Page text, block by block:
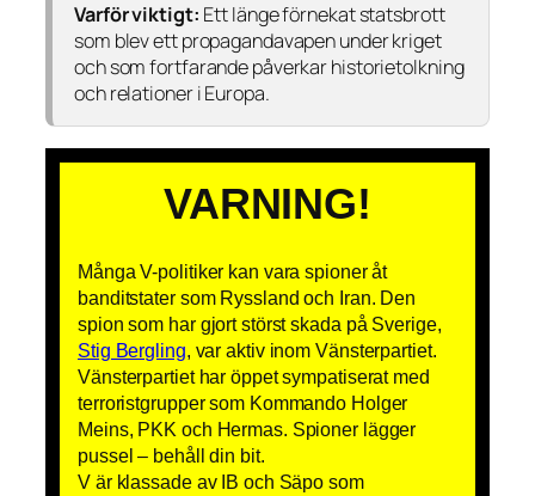
Varför viktigt: Ett länge förnekat statsbrott
som blev ett propagandavapen under kriget
och som fortfarande påverkar historietolkning
och relationer i Europa.
VARNING!
Många V-politiker kan vara spioner åt
banditstater som Ryssland och Iran. Den
spion som har gjort störst skada på Sverige,
Stig Bergling, var aktiv inom Vänsterpartiet.
Vänsterpartiet har öppet sympatiserat med
terroristgrupper som Kommando Holger
Meins, PKK och Hermas. Spioner lägger
pussel – behåll din bit.
V är klassade av IB och Säpo som